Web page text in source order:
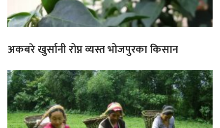
अकबरे खुर्सानी रोप्न व्यस्त भोजपुरका किसान